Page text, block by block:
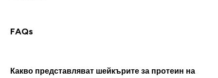
FAQs
Какво представляват шейкърите за протеин на